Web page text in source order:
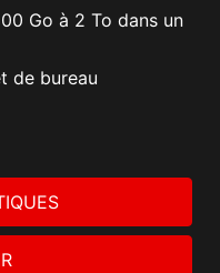
Go à 2 To dans un
de bureau